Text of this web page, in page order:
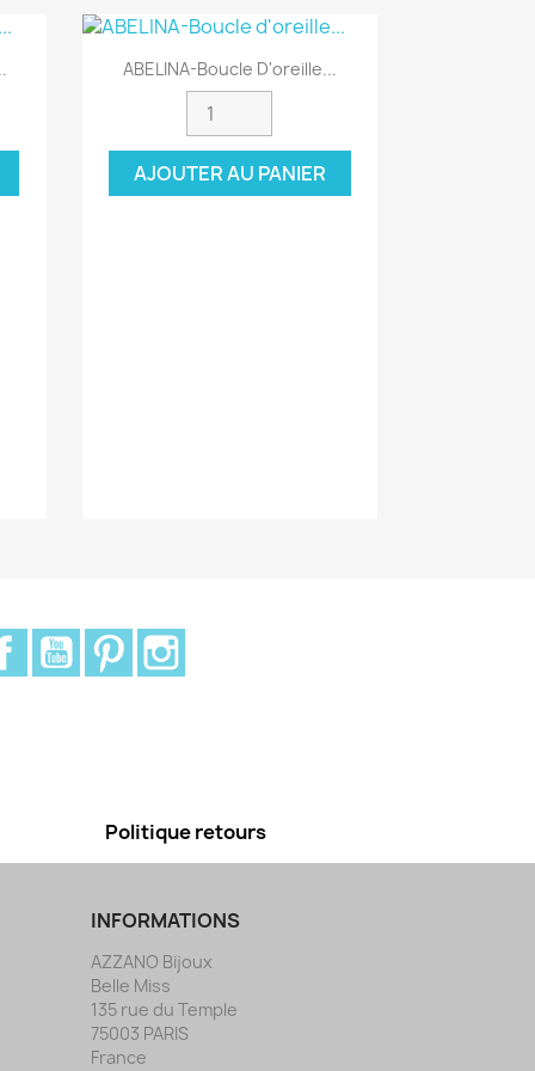
Aperçu rapide
ABELINA-Boucle D'oreille...
AJOUTER AU PANIER
FacebookYouTubePinterest
Politique retours
INFORMATIONS
AZZANO Bijoux
Belle Miss
135 rue du Temple
75003 PARIS
France